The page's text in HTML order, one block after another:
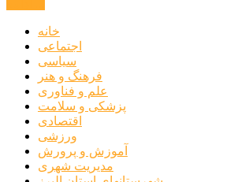
خانه
اجتماعی
سیاسی
فرهنگ و هنر
علم و فناوری
پزشکی و سلامت
اقتصادی
ورزشی
آموزش و پرورش
مدیریت شهری